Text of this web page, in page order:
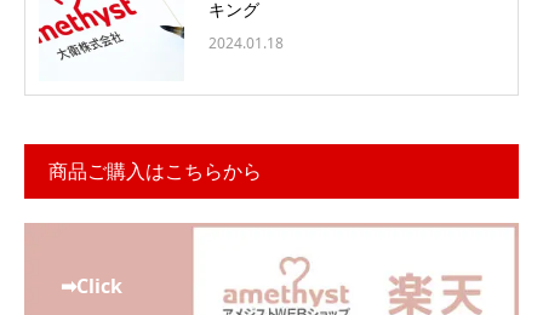
キング
2024.01.18
商品ご購入はこちらから
➡Click